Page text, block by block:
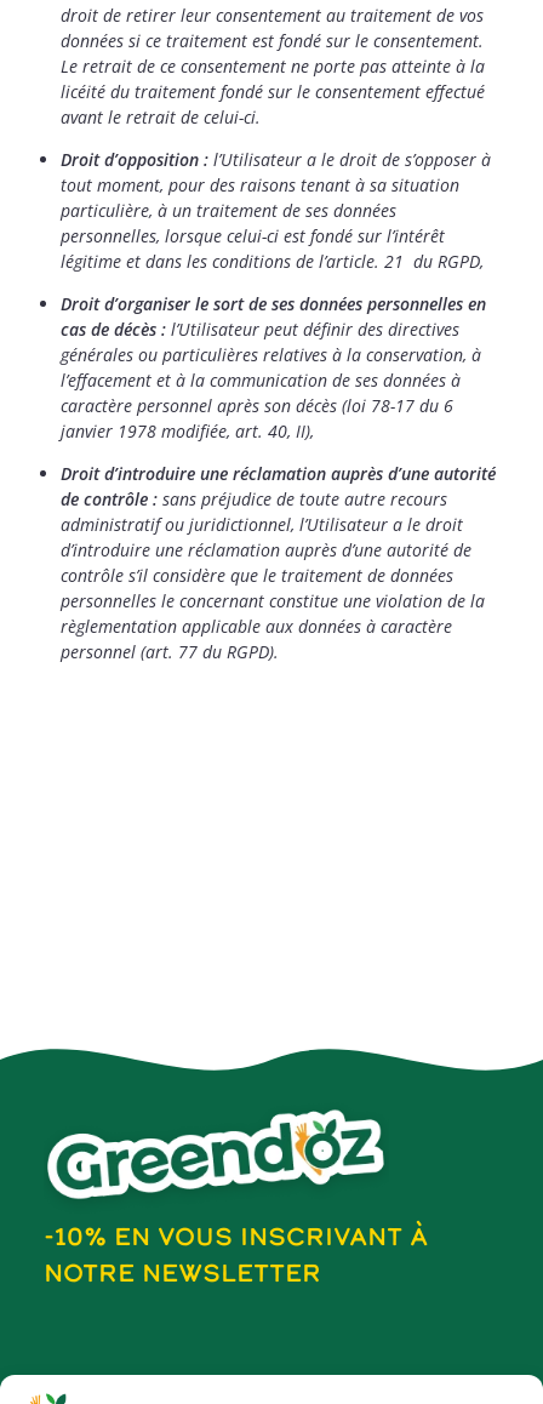
droit de retirer leur consentement au traitement de vos
données si ce traitement est fondé sur le consentement.
Le retrait de ce consentement ne porte pas atteinte à la
licéité du traitement fondé sur le consentement effectué
avant le retrait de celui-ci.
Droit d’opposition : l’Utilisateur a le droit de s’opposer à
tout moment, pour des raisons tenant à sa situation
particulière, à un traitement de ses données
personnelles, lorsque celui-ci est fondé sur l’intérêt
légitime et dans les conditions de l’article. 21 du RGPD,
Droit d’organiser le sort de ses données personnelles en
cas de décès : l’Utilisateur peut définir des directives
générales ou particulières relatives à la conservation, à
l’effacement et à la communication de ses données à
caractère personnel après son décès (loi 78-17 du 6
janvier 1978 modifiée, art. 40, II),
Droit d’introduire une réclamation auprès d’une autorité
de contrôle : sans préjudice de toute autre recours
administratif ou juridictionnel, l’Utilisateur a le droit
d’introduire une réclamation auprès d’une autorité de
contrôle s’il considère que le traitement de données
personnelles le concernant constitue une violation de la
règlementation applicable aux données à caractère
personnel (art. 77 du RGPD).
-10% EN VOUS INSCRIVANT À
NOTRE NEWSLETTER
PLAN DU SITE